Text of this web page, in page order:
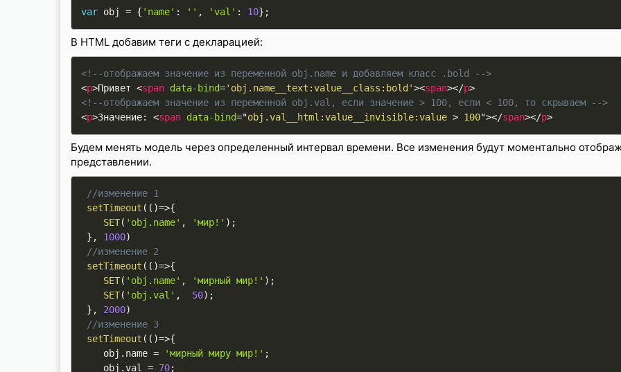
var obj = { 'name' : '' , 'val' : 10} ;
В HTML добавим теги с декларацией:
<!--отображаем значение из переменной obj.name и добавляем класс .bold -->
<p>Привет <span data-bind='obj.name__text:value__class:bold'><span></p>
<!--отображаем значение из переменной obj.val, если значение > 100, если < 100, то скрываем -->
<p>Значение: <span data-bind="obj.val__html:value__invisible:value > 100"></span></p>
Будем менять модель через определенный интервал времени. Все изменения будут моментально
представлении.
//изменение 1
setTimeout ( ( )=>{
SET( 'obj.name' , 'мир!' ) ;
} , 1000)
//изменение 2
setTimeout ( ( )=>{
SET( 'obj.name' , 'мирный мир!' ) ;
SET( 'obj.val' , 50) ;
} , 2000)
//изменение 3
setTimeout ( ( )=>{
    obj
. name = 'мирный миру мир!' ;
    obj
.val = 70;